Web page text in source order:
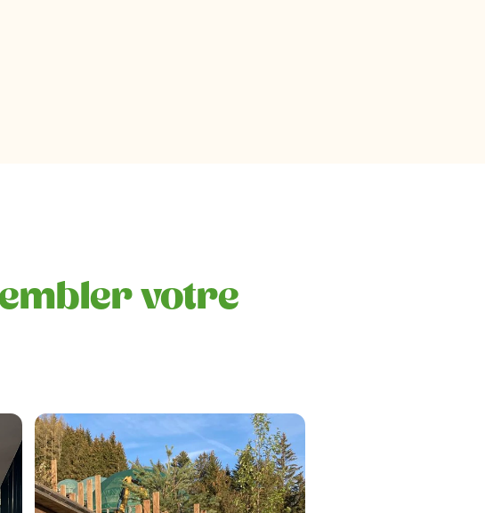
votre